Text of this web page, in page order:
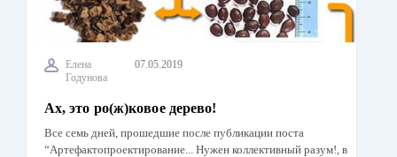
Елена
Годунова
07.05.2019
Ах, это ро(ж)ковое дерево!
Все семь дней, прошедшие после публикации поста
“Артефактопроектирование... Нужен коллективный разум!, в